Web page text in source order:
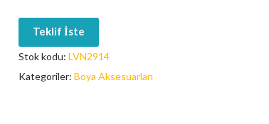
Teklif İste
Stok kodu:LVN2914
Kategoriler:Boya Aksesuarları